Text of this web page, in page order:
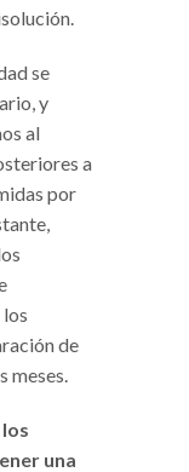
se
y
al
a
por
de
meses.
los
una